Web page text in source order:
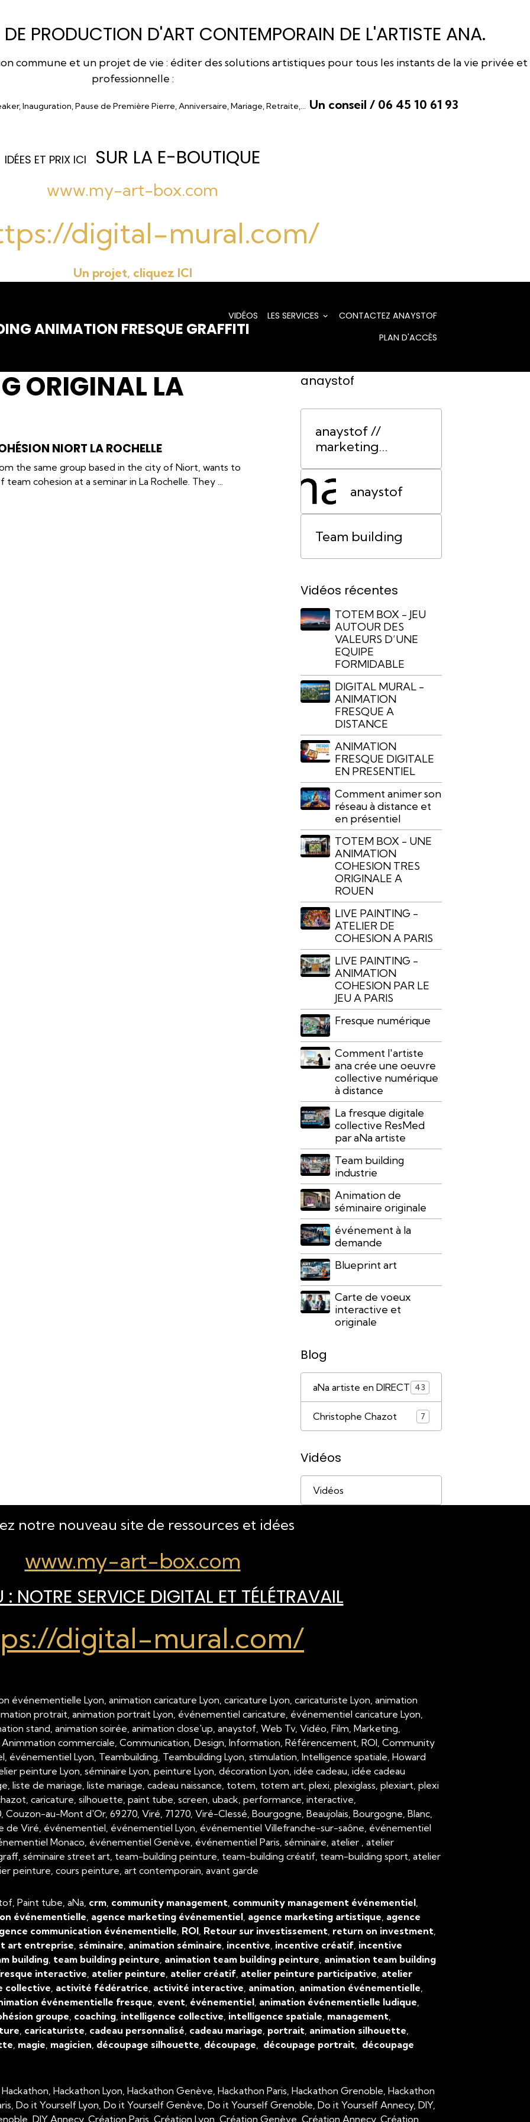
PRODUCTION D'ART CONTEMPORAIN DE L'ARTISTE ANA.
commune et un projet de vie : éditer des solutions artistiques pour tous les instants de la vie privée et
professionnelle :
Inauguration, Pause de Première Pierre, Anniversaire, Mariage, Retraite,… Un conseil / 06 45 10 61 93
IDÉES ET PRIX ICI SUR LA E-BOUTIQUE
www.my-art-box.com
digital-mural.com/
Un projet, cliquez ICI
ANIMATION FRESQUE GRAFFITI
VIDÉOS LES SERVICES
CONTACTEZ ANAYSTOF
PLAN D'ACCÈS
ORIGINAL LA
NIORT LA ROCHELLE
the same group based in the city of Niort, wants to
cohesion at a seminar in La Rochelle. They ...
anaystof
anaystof //
marketing
Lyon
anaystof
Team building
Vidéos récentes
TOTEM BOX - JEU
AUTOUR DES
VALEURS D’UNE
EQUIPE
FORMIDABLE
DIGITAL MURAL -
ANIMATION
FRESQUE A
DISTANCE
ANIMATION
FRESQUE DIGITALE
EN PRESENTIEL
Comment animer son
réseau à distance et
en présentiel
TOTEM BOX - UNE
ANIMATION
COHESION TRES
ORIGINALE A
ROUEN
LIVE PAINTING -
ATELIER DE
COHESION A PARIS
LIVE PAINTING -
ANIMATION
COHESION PAR LE
JEU A PARIS
Fresque numérique
Comment l'artiste
ana crée une oeuvre
collective numérique
à distance
La fresque digitale
collective ResMed
par aNa artiste
Team building
industrie
Animation de
séminaire originale
événement à la
demande
Blueprint art
Carte de voeux
interactive et
originale
Blog
aNa artiste en DIRECT 43
Christophe Chazot 7
Vidéos
Vidéos
notre nouveau site de ressources et idées
www.my-art-box.com
NOTRE SERVICE DIGITAL ET TÉLÉTRAVAIL
digital-mural.com/
événementielle Lyon, animation caricature Lyon, caricature Lyon, caricaturiste Lyon, animation
protrait, animation portrait Lyon, événementiel caricature, événementiel caricature Lyon,
stand, animation soirée, animation close'up, anaystof, Web Tv, Vidéo, Film, Marketing,
commerciale, Communication, Design, Information, Référencement, ROI, Community
événementiel Lyon, Teambuilding, Teambuilding Lyon, stimulation, Intelligence spatiale, Howard
peinture Lyon, séminaire Lyon, peinture Lyon, décoration Lyon, idée cadeau, idée cadeau
liste de mariage, liste mariage, cadeau naissance, totem, totem art, plexi, plexiglass, plexiart, plexi
caricature, silhouette, paint tube, screen, uback, performance, interactive,
au-Mont d'Or, 69270, Viré, 71270, Viré-Clessé, Bourgogne, Beaujolais, Bourgogne, Blanc,
de Viré, événementiel, événementiel Lyon, événementiel Villefranche-sur-saône, événementiel
Monaco, événementiel Genève, événementiel Paris, séminaire, atelier , atelier
séminaire street art, team-building peinture, team-building créatif, team-building sport, atelier
peinture, cours peinture, art contemporain, avant garde
Paint tube, aNa, crm, community management, community management événementiel,
événementielle, agence marketing événementiel, agence marketing artistique, agence
communication événementielle, ROI, Retour sur investissement, return on investment,
art entreprise, séminaire, animation séminaire, incentive, incentive créatif, incentive
building, team building peinture, animation team building peinture, animation team building
interactive, atelier peinture, atelier créatif, atelier peinture participative, atelier
collective, activité fédératrice, activité interactive, animation, animation événementielle,
événementielle fresque, event, événementiel, animation événementielle ludique,
groupe, coaching, intelligence collective, intelligence spatiale, management,
, caricaturiste, cadeau personnalisé, cadeau mariage, portrait, animation silhouette,
, magie, magicien, découpage silhouette, découpage, découpage portrait, découpage
Hackathon Lyon, Hackathon Genève, Hackathon Paris, Hackathon Grenoble, Hackathon
Do it Yourself Lyon, Do it Yourself Genève, Do it Yourself Grenoble, Do it Yourself Annecy, DIY,
DIY Annecy, Création Paris, Création Lyon, Création Genève, Création Annecy, Création